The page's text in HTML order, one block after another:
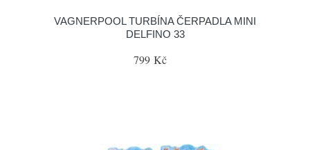
VAGNERPOOL TURBÍNA ČERPADLA MINI
DELFINO 33
799 Kč